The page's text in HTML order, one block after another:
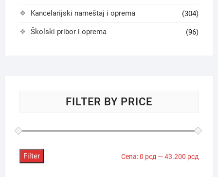
Kancelarijski nameštaj i oprema (304)
Školski pribor i oprema (96)
FILTER BY PRICE
Filter Cena:0 рсд —43.200 рсд